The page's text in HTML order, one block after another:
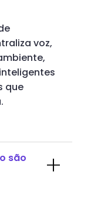
voz,
que
são